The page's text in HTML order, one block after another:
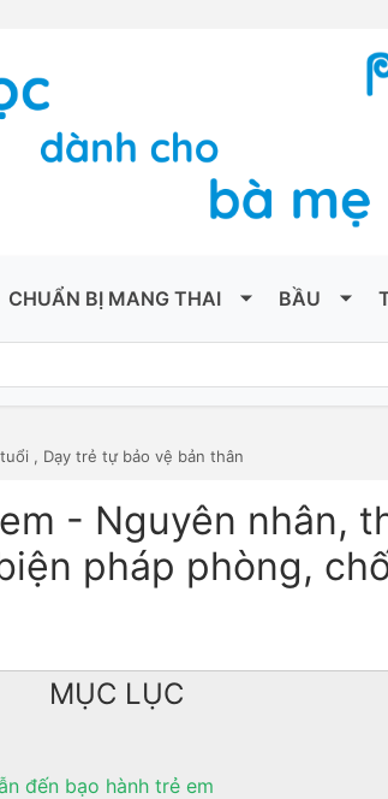
CHUẨN BỊ MANG THAI BẦU
, Dạy trẻ tự bảo vệ bản thân
- Nguyên nhân,
pháp phòng,
MỤC LỤC
đến bạo hành trẻ em